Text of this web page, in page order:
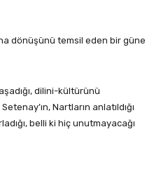
dönüşünü temsil eden bir güne
dilini-kültürünü
Nartların anlatıldığı
belli ki hiç unutmayacağı